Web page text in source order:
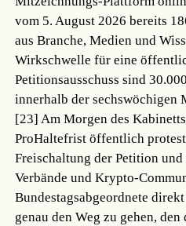
vom 5. August 2026 bereits
aus Branche, Medien und
Wirkschwelle für eine
Petitionsausschuss sind
innerhalb der
[23] Am Morgen des
ProHaltefrist öffentlich
Freischaltung der Petition
Verbände und Krypto-
Bundestagsabgeordnete
genau den Weg zu gehen,